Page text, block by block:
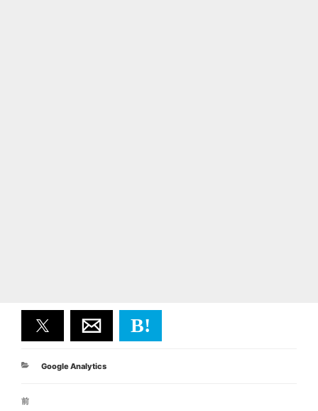
B!
カ
Google Analytics
投
前
前